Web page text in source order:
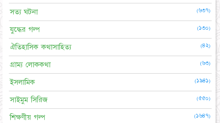
সত্য ঘটনা (৬৩৭)
যুদ্ধের গল্প (১৩০)
ঐতিহাসিক কথাসাহিত্য (৪২)
গ্রাম্য লোককথা (৬৩)
ইসলামিক (১৯৪১)
সাইমুম সিরিজ (৫৫০)
শিক্ষণীয় গল্প (১৬৪৭)